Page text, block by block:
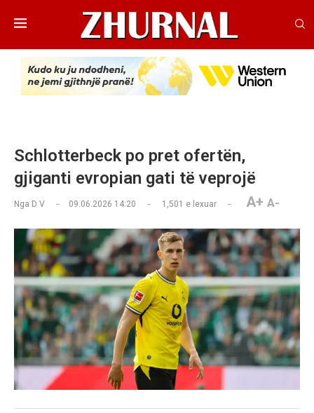
Schlotterbeck po pret ofertën,
gjiganti evropian gati të veprojë
Nga D V 09.06.2026 14:20 1,501 e lexuar A+ A-